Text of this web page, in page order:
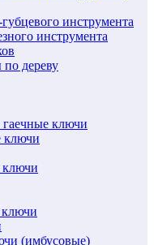
инструмента
инструмента
дереву
ключи
ключи
ключи
ключи
(имбусовые)